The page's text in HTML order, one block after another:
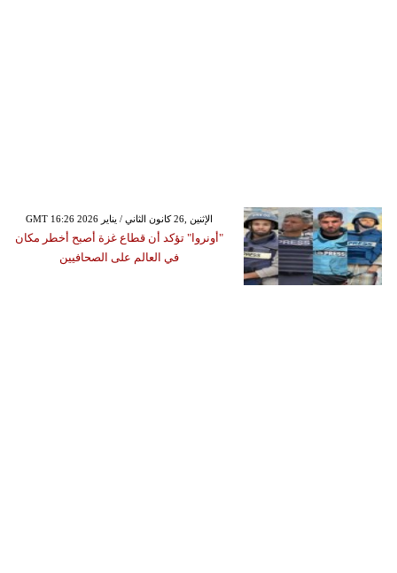
GMT 16:26 2026 الإثنين ,26 كانون الثاني / يناير
"أونروا" تؤكد أن قطاع غزة أصبح أخطر مكان
في العالم على الصحافيين